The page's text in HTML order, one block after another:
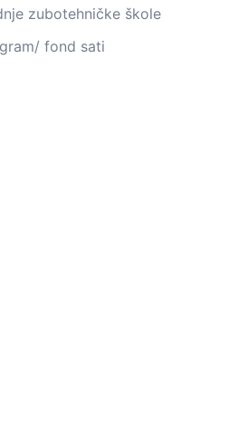
zubotehničke škole
fond sati